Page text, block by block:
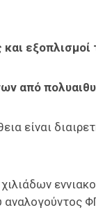
εξοπλισμοί
από
είναι
αναλογούντος